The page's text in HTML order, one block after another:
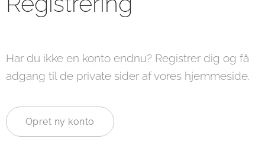
Har du ikke en konto endnu? Registrer dig og få
adgang til de private sider af vores hjemmeside.
Opret ny konto